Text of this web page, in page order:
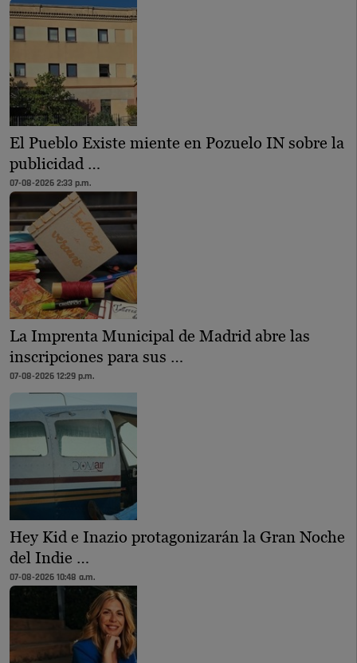
El Pueblo Existe miente en Pozuelo IN sobre la
publicidad …
07-08-2026 2:33 p.m.
La Imprenta Municipal de Madrid abre las
inscripciones para sus …
07-08-2026 12:29 p.m.
Hey Kid e Inazio protagonizarán la Gran Noche
del Indie …
07-08-2026 10:48 a.m.